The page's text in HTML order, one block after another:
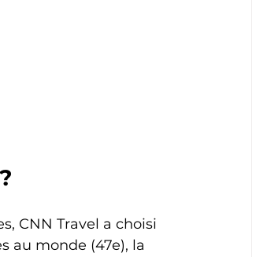
CNN Travel a choisi
au monde (47e), la